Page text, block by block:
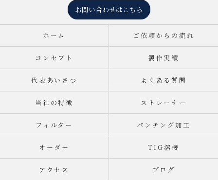
お問い合わせはこちら
ホーム ご依頼からの流れ
コンセプト 製作実績
代表あいさつ よくある質問
当社の特徴 ストレーナー
フィルター パンチング加工
オーダー TIG溶接
アクセス ブログ